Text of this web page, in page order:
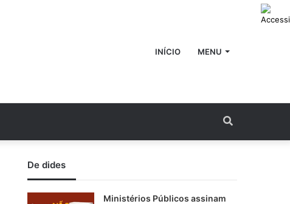
INÍCIO MENU
De dides
Ministérios Públicos assinam